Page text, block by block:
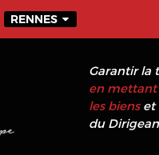
RENNES
Garantir la
en mettant
les bienset
du